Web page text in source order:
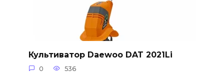
Культиватор Daewoo DAT 2021Li
0 536